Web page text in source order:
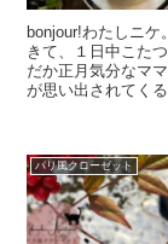
bonjour!わたしニケ
きて、１日中こた
だか正月気分なマ
が思い出されてく
パリ風クローゼット